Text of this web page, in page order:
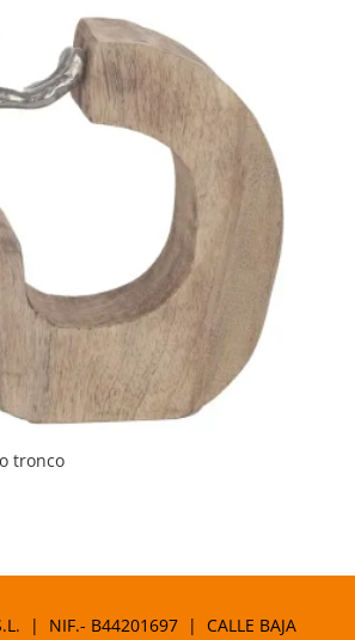
tronco
| NIF.- B44201697 | CALLE BAJA